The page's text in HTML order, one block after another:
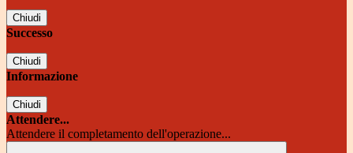
Chiudi
Successo
Chiudi
Informazione
Chiudi
Attendere...
Attendere il completamento dell'operazione...